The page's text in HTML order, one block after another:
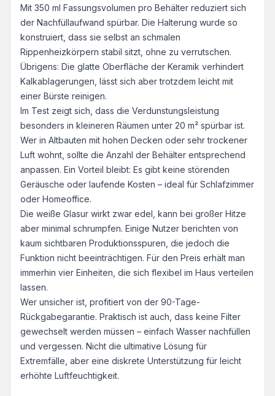
Mit 350 ml Fassungsvolumen pro Behälter reduziert sich
der Nachfüllaufwand spürbar. Die Halterung wurde so
konstruiert, dass sie selbst an schmalen
Rippenheizkörpern stabil sitzt, ohne zu verrutschen.
Übrigens: Die glatte Oberfläche der Keramik verhindert
Kalkablagerungen, lässt sich aber trotzdem leicht mit
einer Bürste reinigen.
Im Test zeigt sich, dass die Verdunstungsleistung
besonders in kleineren Räumen unter 20 m² spürbar ist.
Wer in Altbauten mit hohen Decken oder sehr trockener
Luft wohnt, sollte die Anzahl der Behälter entsprechend
anpassen. Ein Vorteil bleibt: Es gibt keine störenden
Geräusche oder laufende Kosten – ideal für Schlafzimmer
oder Homeoffice.
Die weiße Glasur wirkt zwar edel, kann bei großer Hitze
aber minimal schrumpfen. Einige Nutzer berichten von
kaum sichtbaren Produktionsspuren, die jedoch die
Funktion nicht beeinträchtigen. Für den Preis erhält man
immerhin vier Einheiten, die sich flexibel im Haus verteilen
lassen.
Wer unsicher ist, profitiert von der 90-Tage-
Rückgabegarantie. Praktisch ist auch, dass keine Filter
gewechselt werden müssen – einfach Wasser nachfüllen
und vergessen. Nicht die ultimative Lösung für
Extremfälle, aber eine diskrete Unterstützung für leicht
erhöhte Luftfeuchtigkeit.